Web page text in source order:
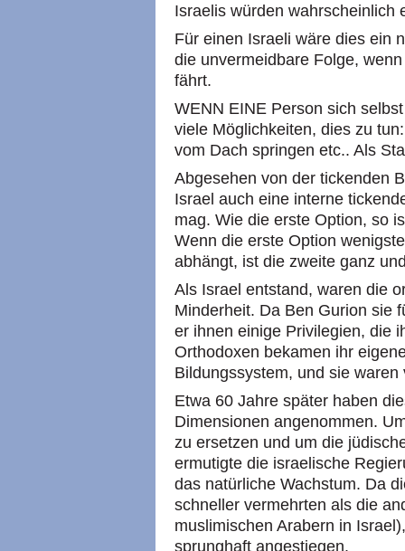
Israelis würden wahrscheinlich
Für einen Israeli wäre dies ein
die unvermeidbare Folge,
fährt.
WENN EINE Person sich
viele Möglichkeiten, dies zu
vom Dach springen etc.. Als
Abgesehen von der tickenden
Israel auch eine interne
mag. Wie die erste Option, so
Wenn die erste Option
abhängt, ist die zweite ganz
Als Israel entstand, waren die
Minderheit. Da Ben Gurion sie
er ihnen einige Privilegien, die
Orthodoxen bekamen ihr
Bildungssystem, und sie
Etwa 60 Jahre später haben
Dimensionen angenommen.
zu ersetzen und um die
ermutigte die israelische
das natürliche Wachstum. Da
schneller vermehrten als die
muslimischen Arabern in
sprunghaft angestiegen.